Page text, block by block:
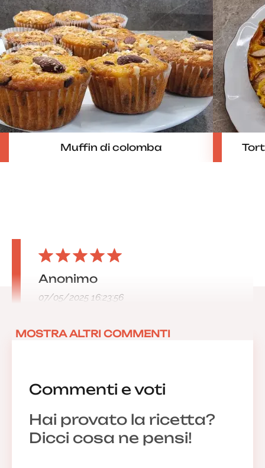
Muffin di colomba
Commenti e voti
Hai provato la ricetta?
Dicci cosa ne pensi!
Anonimo
07/05/2025 16:23:56
MOSTRA ALTRI COMMENTI